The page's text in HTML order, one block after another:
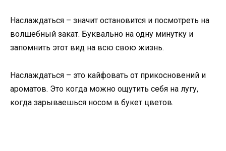
Наслаждаться – значит остановится и посмотреть на
волшебный закат. Буквально на одну минутку и
запомнить этот вид на всю свою жизнь.
Наслаждаться – это кайфовать от прикосновений и
ароматов. Это когда можно ощутить себя на лугу,
когда зарываешься носом в букет цветов.